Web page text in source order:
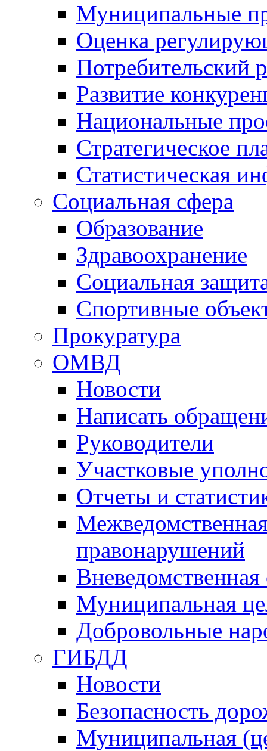
Муниципальные
Оценка
Потребительский
Развитие
Национальные
Стратегическое
Статистическая
Социальная сфера
Образование
Здравоохранение
Социальная
Спортивные
Прокуратура
ОМВД
Новости
Написать
Руководители
Участковые
Отчеты и
правонарушений
Вневедомственная
Муниципальная
Добровольные
ГИБДД
Новости
Безопасность
Муниципальная